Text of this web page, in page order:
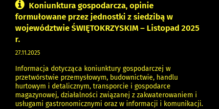
Koniunktura gospodarcza, opinie
formułowane przez jednostki z siedzibą w
województwie ŚWIĘTOKRZYSKIM – Listopad 2025
r.
27.11.2025
Informacja dotycząca koniunktury gospodarczej w
przetwórstwie przemysłowym, budownictwie, handlu
hurtowym i detalicznym, transporcie i gospodarce
magazynowej, działalności związanej z zakwaterowaniem i
usługami gastronomicznymi oraz w informacji i komunikacji.